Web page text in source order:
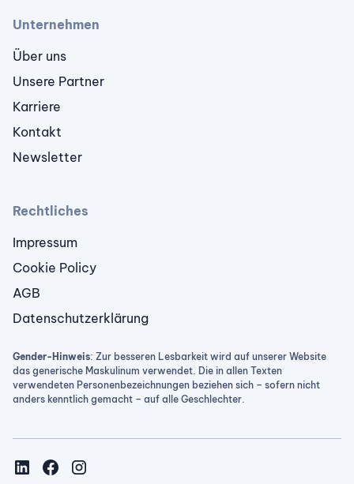
Unternehmen
Über uns
Unsere Partner
Karriere
Kontakt
Newsletter
Rechtliches
Impressum
Cookie Policy
AGB
Datenschutzerklärung
Gender-Hinweis: Zur besseren Lesbarkeit wird auf unserer Website
das generische Maskulinum verwendet. Die in allen Texten
verwendeten Personenbezeichnungen beziehen sich – sofern nicht
anders kenntlich gemacht – auf alle Geschlechter.